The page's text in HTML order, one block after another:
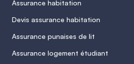
Assurance habitation
Devis assurance habitation
Assurance punaises de lit
Assurance logement étudiant